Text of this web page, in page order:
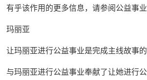
有乎该作用的更多信息，请参阅公益事业
玛丽亚
让玛丽亚进行公益事业是完成主线故事的
与玛丽亚进行公益事业奉献了让她进行